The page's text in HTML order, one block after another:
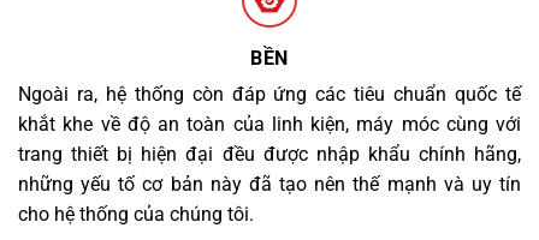
BỀN
Ngoài ra, hệ thống còn đáp ứng các tiêu chuẩn quốc tế
khắt khe về độ an toàn của linh kiện, máy móc cùng với
trang thiết bị hiện đại đều được nhập khẩu chính hãng,
những yếu tố cơ bản này đã tạo nên thế mạnh và uy tín
cho hệ thống của chúng tôi.